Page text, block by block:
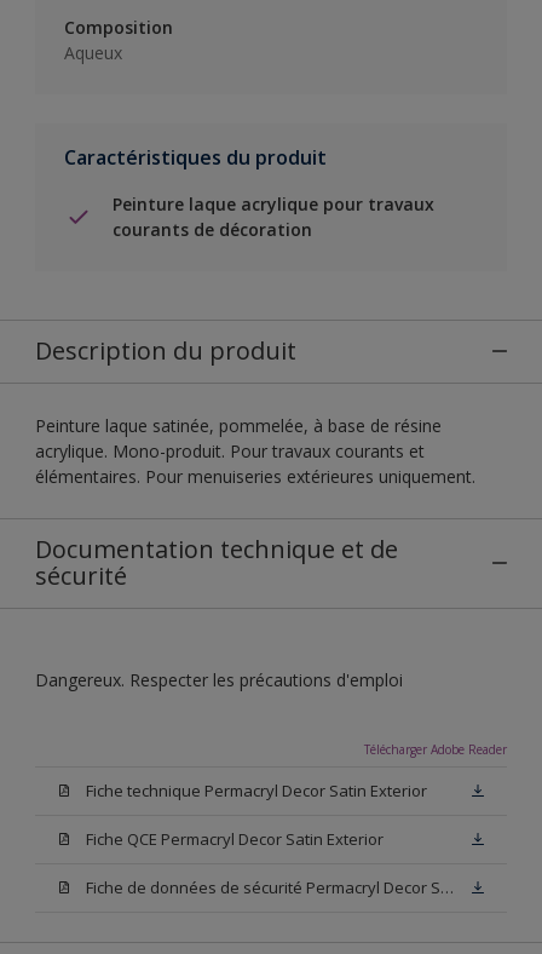
Composition
Aqueux
Caractéristiques du produit
Peinture laque acrylique pour travaux
courants de décoration
Description du produit
Peinture laque satinée, pommelée, à base de résine
acrylique. Mono-produit. Pour travaux courants et
élémentaires. Pour menuiseries extérieures uniquement.
Documentation technique et de
sécurité
Dangereux. Respecter les précautions d'emploi
Télécharger Adobe Reader
Fiche technique Permacryl Decor Satin Exterior
Fiche QCE Permacryl Decor Satin Exterior
Fiche de données de sécurité Permacryl Decor Satin Exterior